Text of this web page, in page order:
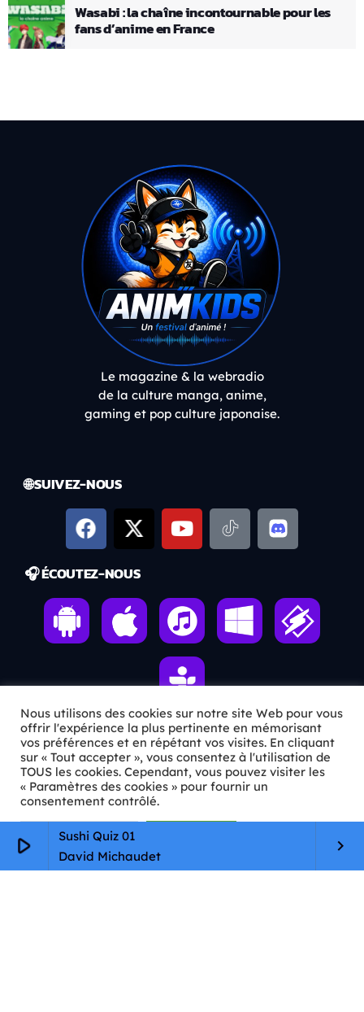
play_arrow
Sushi Quiz 01
David Michaudet
keyboard_arrow_right
Wasabi : la chaîne incontournable pour les
fans d’anime en France
Le magazine & la webradio
de la culture manga, anime,
gaming et pop culture japonaise.
🌐 SUIVEZ-NOUS
🎧 ÉCOUTEZ-NOUS
ℹ️ INFOS PRATIQUES
✉️Contact
🦊Qui sommes-nous ?
📄
Mentions légales
Nous utilisons des cookies sur notre site Web pour vous
offrir l'expérience la plus pertinente en mémorisant
vos préférences et en répétant vos visites. En cliquant
sur « Tout accepter », vous consentez à l'utilisation de
TOUS les cookies. Cependant, vous pouvez visiter les
« Paramètres des cookies » pour fournir un
consentement contrôlé.
Paramètres Cookie